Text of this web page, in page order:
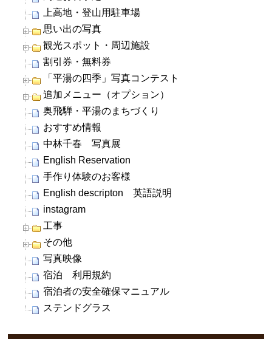
上高地・登山用駐車場
思い出の写真
観光スポット・周辺施設
割引券・無料券
「平湯の四季」写真コンテスト
追加メニュー（オプション）
奥飛騨・平湯のまちづくり
おすすめ情報
中林千春 写真展
English Reservation
手作り体験のお客様
English descripton 英語説明
instagram
工事
その他
写真映像
宿泊 利用規約
宿泊者の安全確保マニュアル
ステンドグラス